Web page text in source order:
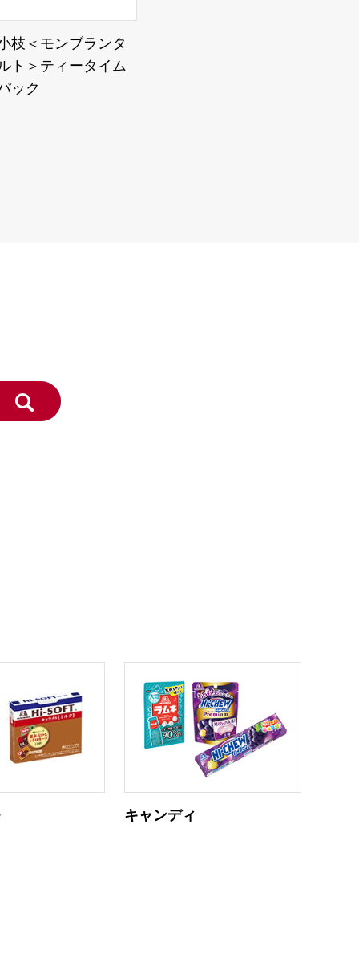
枝＜モンブランタ
ト＞ティータイム
ック
キャンディ